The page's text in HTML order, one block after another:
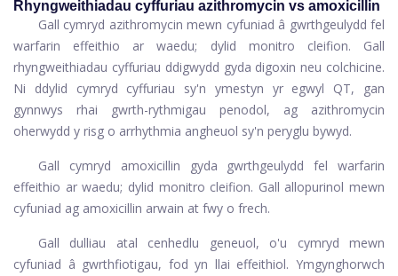
Rhyngweithiadau cyffuriau azithromycin vs amoxicillin
Gall cymryd azithromycin mewn cyfuniad â gwrthgeulydd fel
warfarin effeithio ar waedu; dylid monitro cleifion. Gall
rhyngweithiadau cyffuriau ddigwydd gyda digoxin neu colchicine.
Ni ddylid cymryd cyffuriau sy'n ymestyn yr egwyl QT, gan
gynnwys rhai gwrth-rythmigau penodol, ag azithromycin
oherwydd y risg o arrhythmia angheuol sy'n peryglu bywyd.
Gall cymryd amoxicillin gyda gwrthgeulydd fel warfarin
effeithio ar waedu; dylid monitro cleifion. Gall allopurinol mewn
cyfuniad ag amoxicillin arwain at fwy o frech.
Gall dulliau atal cenhedlu geneuol, o'u cymryd mewn
cyfuniad â gwrthfiotigau, fod yn llai effeithiol. Ymgynghorwch